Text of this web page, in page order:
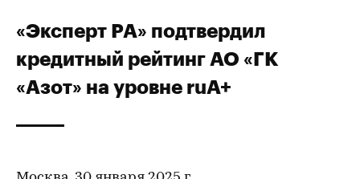
«Эксперт РА» подтвердил
кредитный рейтинг АО «ГК
«Азот» на уровне ruA+